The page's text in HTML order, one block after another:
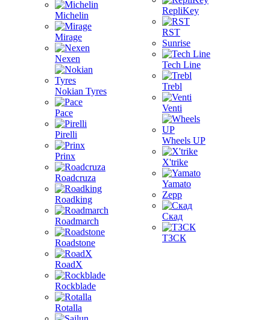
Michelin
Mirage
Nexen
Nokian Tyres
Pace
Pirelli
Prinx
Roadcruza
Roadking
Roadmarch
Roadstone
RoadX
Rockblade
Rotalla
RepliKey
RST
Sunrise
Tech Line
Trebl
Venti
Wheels UP
X'trike
Yamato
Zepp
Скад
ТЗСК